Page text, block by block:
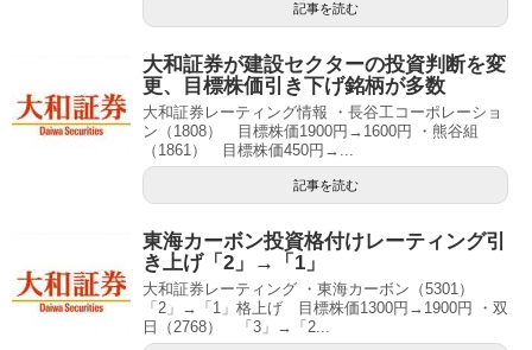
記事を読む
大和証券が建設セクターの投資判断を変
更、目標株価引き下げ銘柄が多数
大和証券レーティング情報 ・長谷工コーポレーショ
ン（1808） 目標株価1900円→1600円 ・熊谷組
（1861） 目標株価450円→...
記事を読む
東海カーボン投資格付けレーティング引
き上げ「2」→「1」
大和証券レーティング ・東海カーボン（5301）
「2」→「1」格上げ 目標株価1300円→1900円 ・双
日（2768） 「3」→「2...